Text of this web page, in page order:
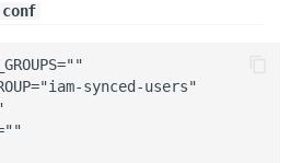
synced-users"